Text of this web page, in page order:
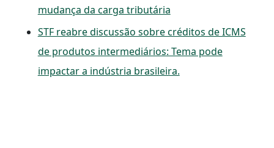
mudança da carga tributária
STF reabre discussão sobre créditos de ICMS
de produtos intermediários: Tema pode
impactar a indústria brasileira.